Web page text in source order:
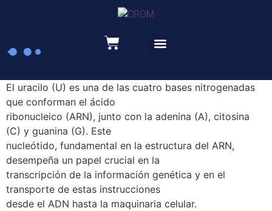
El uracilo (U) es una de las cuatro bases nitrogenadas
que conforman el ácido
ribonucleico (ARN), junto con la adenina (A), citosina
(C) y guanina (G). Este
nucleótido, fundamental en la estructura del ARN,
desempeña un papel crucial en la
transcripción de la información genética y en el
transporte de estas instrucciones
desde el ADN hasta la maquinaria celular.